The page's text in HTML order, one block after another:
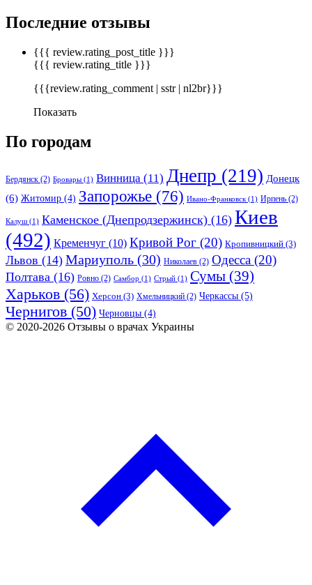
Последние отзывы
{{{ review.rating_post_title }}}
{{{ review.rating_title }}}
{{{review.rating_comment | sstr | nl2br}}}
Показать
По городам
Бердянск (2) Бровары (1) Винница (11) Днепр (219) Донецк
(6) Житомир (4) Запорожье (76) Ивано-Франковск (1) Ирпень (2)
Калуш (1) Каменское (Днепродзержинск) (16) Киев
(492) Кременчуг (10) Кривой Рог (20) Кропивницкий (3)
Львов (14) Мариуполь (30) Николаев (2) Одесса (20)
Полтава (16) Ровно (2) Самбор (1) Стрый (1) Сумы (39)
Харьков (56) Херсон (3) Хмельницкий (2) Черкассы (5)
Чернигов (50) Черновцы (4)
© 2020-2026 Отзывы о врачах Украины